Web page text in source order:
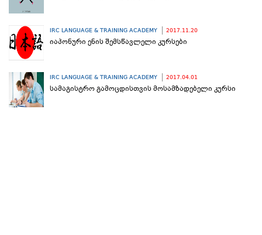
IRC LANGUAGE & TRAINING ACADEMY 2017.11.20
იაპონური ენის შემსწავლელი კურსები
IRC LANGUAGE & TRAINING ACADEMY 2017.04.01
სამაგისტრო გამოცდისთვის მოსამზადებელი კურსი